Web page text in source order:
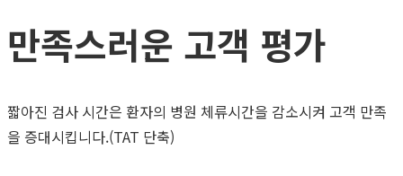
만족스러운 고객 평가
짧아진 검사 시간은 환자의 병원 체류시간을 감소시켜 고객 만족
을 증대시킵니다.(TAT 단축)